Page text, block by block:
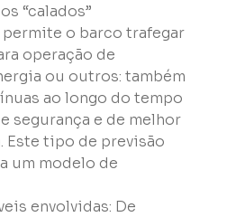
“calados”
o barco trafegar
operação de
ou outros: também
ao longo do tempo
segurança e de melhor
Este tipo de previsão
um modelo de
envolvidas: De